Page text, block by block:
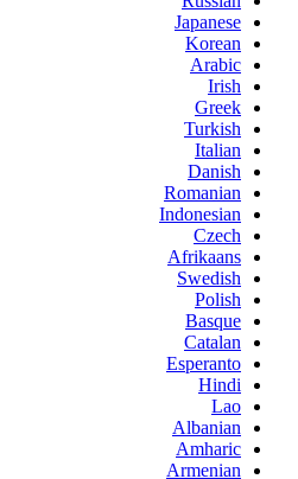
Japanese
Korean
Arabic
Irish
Greek
Turkish
Italian
Danish
Romanian
Indonesian
Czech
Afrikaans
Swedish
Polish
Basque
Catalan
Esperanto
Hindi
Lao
Albanian
Amharic
Armenian